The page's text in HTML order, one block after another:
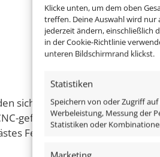
Klicke unten, um dem oben
treffen. Deine Auswahl wird nur
jederzeit ändern, einschließlich
in der Cookie-Richtlinie
unteren Bildschirmrand klickst.
Statistiken
Speichern von oder Zugriff
Werbeleistung, Messung der
Statistiken oder
sich nicht nur im Design,
gefrästes Voll-Aluminium,
Feingewinde an der